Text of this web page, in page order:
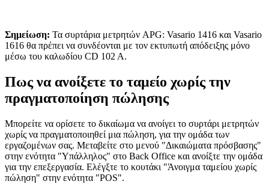
Σημείωση: Τα συρτάρια μετρητών APG: Vasario 1416 και Vasario
1616 θα πρέπει να συνδέονται με τον εκτυπωτή απόδειξης μόνο
μέσω του καλωδίου CD 102 A.
Πως να ανοίξετε το ταμείο χωρίς την
πραγματοποίηση πώλησης
Μπορείτε να ορίσετε το δικαίωμα να ανοίγει το συρτάρι μετρητών
χωρίς να πραγματοποιηθεί μια πώληση, για την ομάδα των
εργαζομένων σας. Μεταβείτε στο μενού "Δικαιώματα πρόσβασης"
στην ενότητα "Υπάλληλος" στο Back Office και ανοίξτε την ομάδα
για την επεξεργασία. Ελέγξτε το κουτάκι "Άνοιγμα ταμείου χωρίς
πώληση" στην ενότητα "POS".